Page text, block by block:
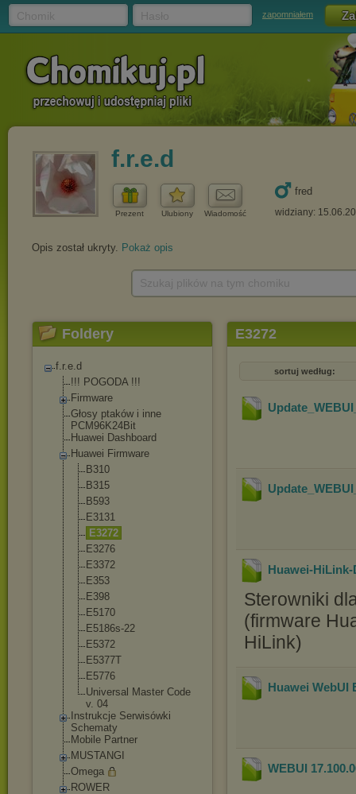
zapomniałem
f.r.e.d
Prezent Ulubiony Wiadomość
fred
widziany:
Opis został ukryty. Pokaż opis
Foldery
f.r.e.d
!!! POGODA !!!
Firmware
Głosy ptaków i inne
PCM96K24Bit
Huawei Dashboard
Huawei Firmware
B310
B315
B593
E3131
E3272
E3276
E3372
E353
E398
E5170
E5186s-22
E5372
E5377T
E5776
Universal Master Code
v. 04
Instrukcje Serwisówki
Schematy
Mobile Partner
MUSTANGI
Omega
ROWER
E3272
sortuj według:
Huawei-
Sterowniki
(firmware
HiLink)
Huawei WebUI
WEBUI